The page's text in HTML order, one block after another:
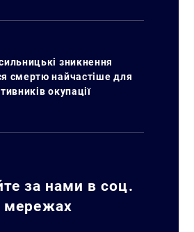
зникнення
смертю найчастіше для
окупації
за нами в соц.
мережах